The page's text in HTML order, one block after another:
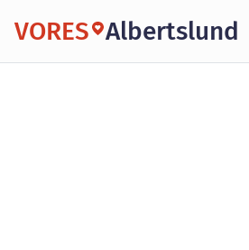
VORES Albertslund